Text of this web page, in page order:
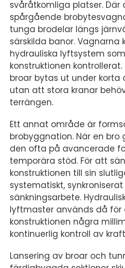
svåråtkomliga platser. Där
spårgående
tunga brodelar längs
särskilda banor. Vagnarna
hydrauliska lyftsystem
konstruktionen
broar bytas ut under korta
utan att stora kranar
terrängen.
Ett annat område är
brobyggnation. När en
den ofta på avancerade
temporära stöd. För att
konstruktionen till sin
systematiskt,
sänkningsarbete.
lyftmaster används då för
konstruktionen några
kontinuerlig kontroll av
Lansering av broar och